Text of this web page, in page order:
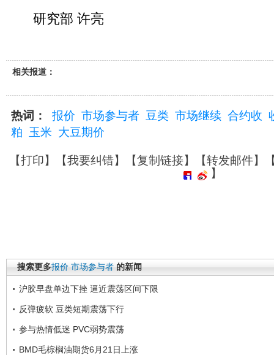
研究部 许亮
相关报道：
热词： 报价 市场参与者 豆类 市场继续 合约收
粕 玉米 大豆期价
【打印】【我要纠错】【复制链接】【转发邮件】
】
搜索更多报价 市场参与者 的新闻
沪胶早盘单边下挫 逼近震荡区间下限
反弹疲软 豆类短期震荡下行
参与热情低迷 PVC弱势震荡
BMD毛棕榈油期货6月21日上涨